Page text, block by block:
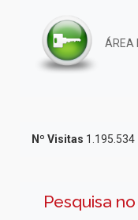
ÁREA
Nº Visitas 1.195.534
Pesquisa